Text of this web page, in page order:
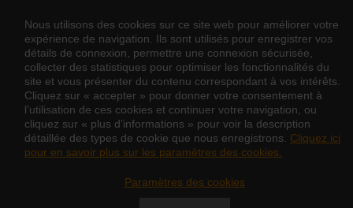
Nous utilisons des cookies sur ce site web pour améliorer votre
expérience de navigation. Ils sont utilisés pour enregistrer vos
détails de connexion, permettre une connexion sécurisée,
collecter des statistiques pour optimiser les fonctionnalités du
site et vous présenter du contenu correspondant à vos intérêts.
Cliquez sur « accepter » pour donner votre consentement à
l’utilisation de ces cookies et continuer votre navigation, ou
cliquez sur « plus d’informations » pour voir la description
détaillée des types de cookie que nous enregistrons. Cliquez ici
pour en savoir plus sur les paramètres des cookies.
Paramètres des cookies